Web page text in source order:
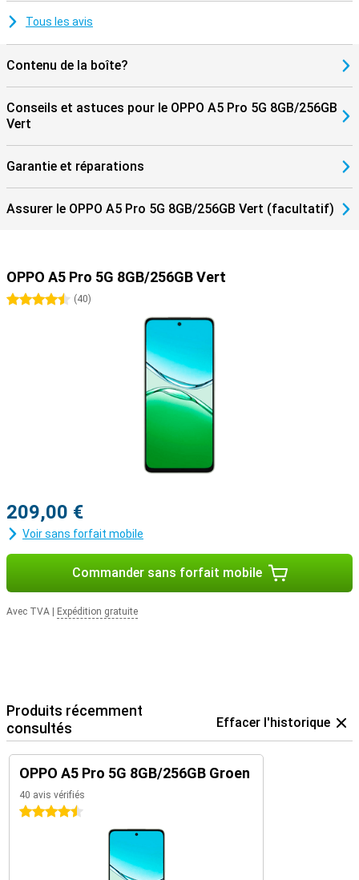
Tous les avis
Contenu de la boîte?
Conseils et astuces pour le OPPO A5 Pro 5G 8GB/256GB
Vert
Garantie et réparations
Assurer le OPPO A5 Pro 5G 8GB/256GB Vert (facultatif)
OPPO A5 Pro 5G 8GB/256GB Vert
4.5 étoiles
(40)
209,00 €
Voir sans forfait mobile
Commander sans forfait mobile
Avec TVA Expédition gratuite
Produits récemment
consultés
Effacer l'historique
OPPO A5 Pro 5G 8GB/256GB Groen
40 avis vérifiés
4.5 étoiles